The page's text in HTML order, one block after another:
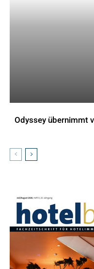
Odyssey übernimmt